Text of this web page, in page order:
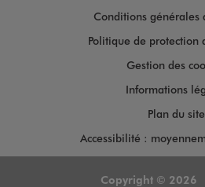
Conditions générales
Politique de protection
Gestion des
Informations
Plan du site
Accessibilité :
Copyright © 2026